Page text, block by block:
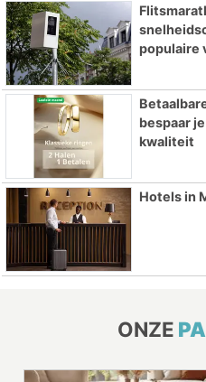
populaire
bespaar
kwaliteit
Hotels in
ONZE